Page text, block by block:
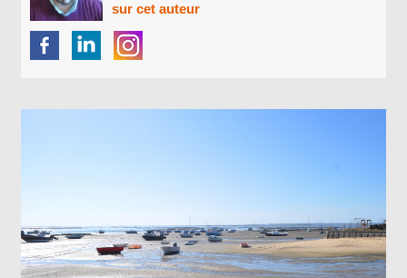
sur cet auteur